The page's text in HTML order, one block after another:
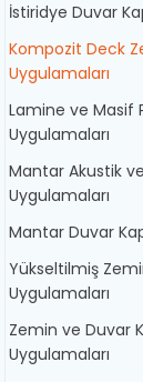
İstiridye Duvar
Kompozit Deck
Uygulamaları
Lamine ve Masif
Uygulamaları
Mantar Akustik
Uygulamaları
Mantar Duvar
Yükseltilmiş
Uygulamaları
Zemin ve Duvar
Uygulamaları